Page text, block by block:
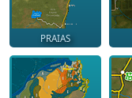
PRAIAS